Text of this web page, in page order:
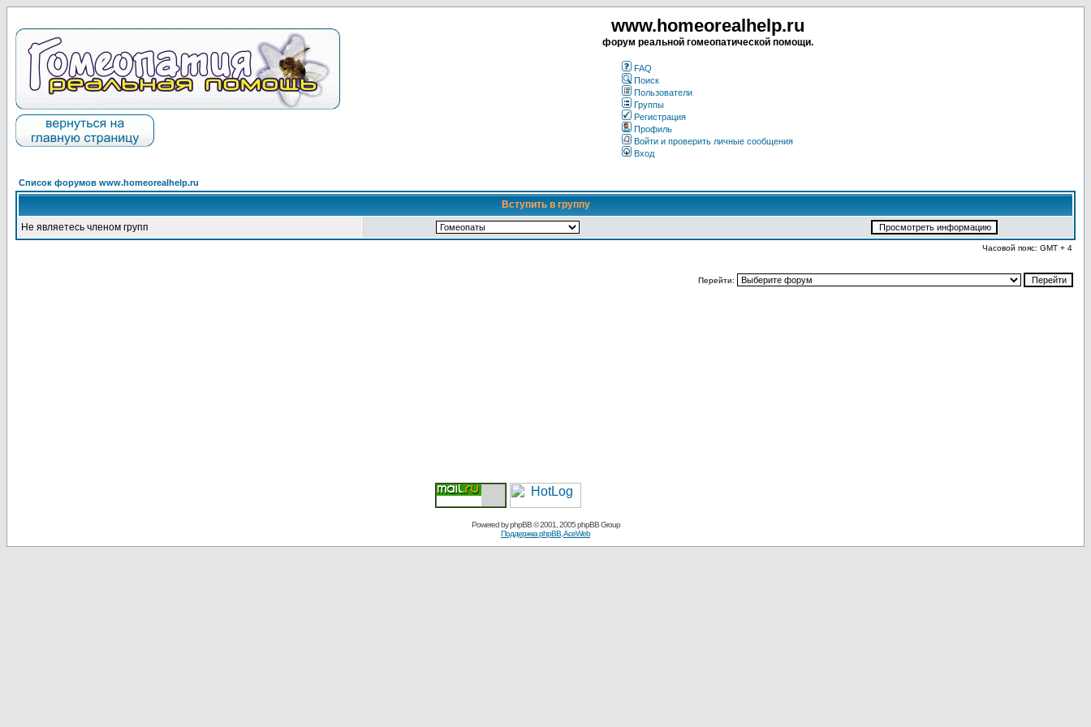
www.homeorealhelp.ru
форум реальной гомеопатической помощи.
FAQ
Поиск
Пользователи
Группы
Регистрация
Профиль
Войти и проверить личные сообщения
Вход
Список форумов www.homeorealhelp.ru
Вступить в группу
Не являетесь членом групп
Часовой пояс: GMT + 4
Перейти:
Powered byphpBB© 2001, 2005 phpBB Group
Поддержка phpBB AceWeb